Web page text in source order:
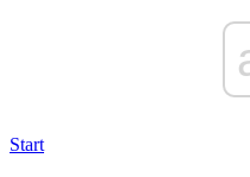
Start